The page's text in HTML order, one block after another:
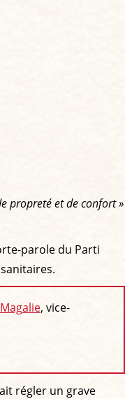
propreté et de confort »
parole du Parti
, vice-
régler un grave